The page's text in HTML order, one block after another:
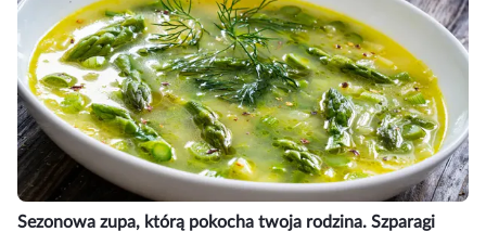
Sezonowa zupa, którą pokocha twoja rodzina. Szparagi